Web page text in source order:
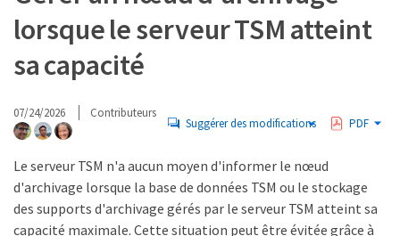
lorsque le serveur TSM atteint
sa capacité
07/24/2026 Contributeurs
Suggérer des modifications PDF
Le serveur TSM n'a aucun moyen d'informer le nœud
d'archivage lorsque la base de données TSM ou le stockage
des supports d'archivage gérés par le serveur TSM atteint sa
capacité maximale. Cette situation peut être évitée grâce à